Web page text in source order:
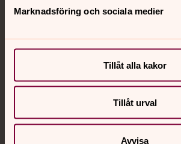
Marknadsföring och sociala medier
Tillåt alla kakor
Tillåt urval
Avvisa
Lediga jobb
Ge en gåva